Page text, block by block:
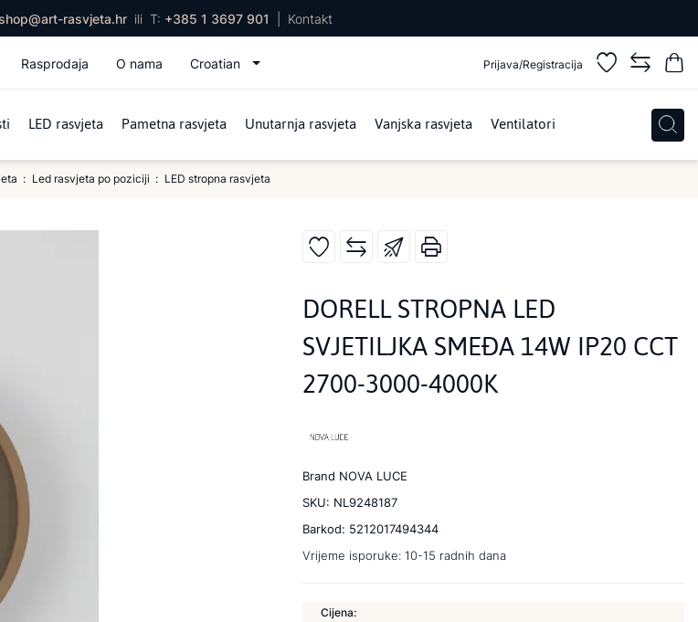
rasvjeta.hr ili T: +385 1 3697 901 Kontakt
Rasprodaja O nama Croatian Prijava/Registracija
LED rasvjeta Pametna rasvjeta Unutarnja rasvjeta Vanjska rasvjeta Ventilatori
Led rasvjeta po poziciji LED stropna rasvjeta
DORELL STROPNA LED
SVJETILJKA SMEĐA 14W IP20 CCT
2700-3000-4000K
Brand NOVA LUCE
SKU: NL9248187
Barkod: 5212017494344
Vrijeme isporuke: 10-15 radnih dana
Cijena: